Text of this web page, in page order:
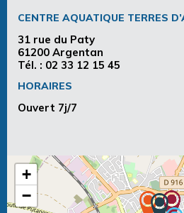
CENTRE AQUATIQUE TERRES
31 rue du Paty
61200 Argentan
Tél. : 02 33 12 15 45
HORAIRES
Ouvert 7j/7
+
−